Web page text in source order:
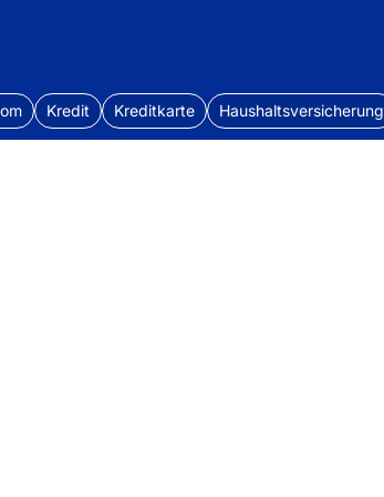
Kredit Kreditkarte Haushaltsversicherung